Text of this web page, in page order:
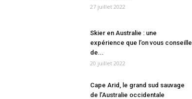
27 juillet 2022
Skier en Australie : une
expérience que l’on vous conseille
de...
20 juillet 2022
Cape Arid, le grand sud sauvage
de l’Australie occidentale